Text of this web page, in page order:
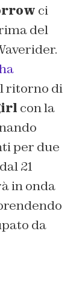
ci
del
ritorno di
con la
per due
21
in onda
da